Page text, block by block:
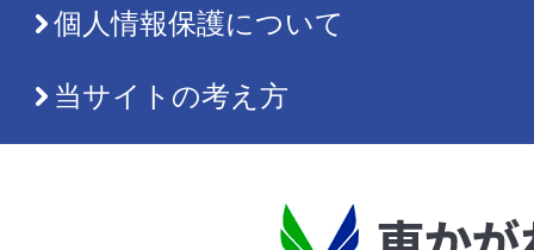
個人情報保護について
当サイトの考え方